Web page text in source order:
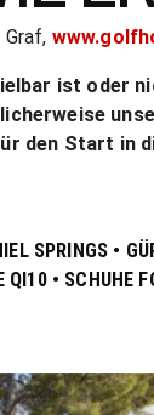
ist oder
den Start in
SPRINGS •
• SCHUHE